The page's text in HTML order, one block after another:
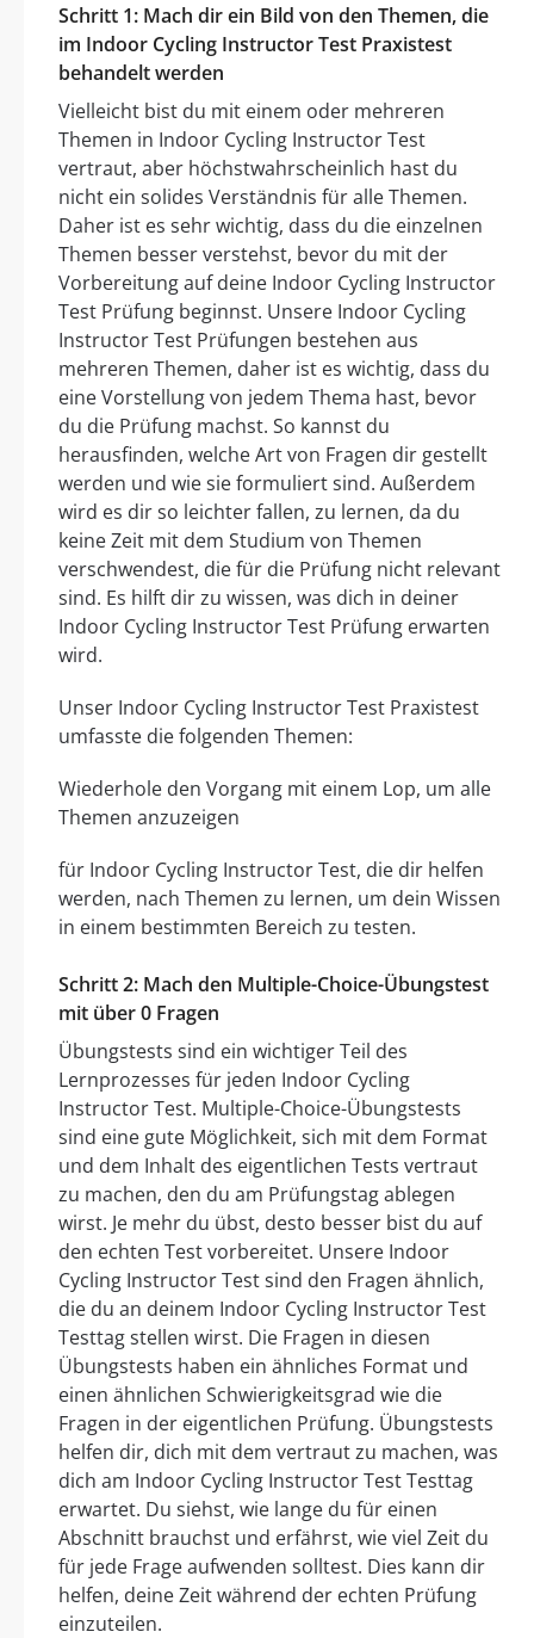
Schritt 1: Mach dir ein Bild von den Themen, die
im Indoor Cycling Instructor Test Praxistest
behandelt werden
Vielleicht bist du mit einem oder mehreren
Themen in Indoor Cycling Instructor Test
vertraut, aber höchstwahrscheinlich hast du
nicht ein solides Verständnis für alle Themen.
Daher ist es sehr wichtig, dass du die einzelnen
Themen besser verstehst, bevor du mit der
Vorbereitung auf deine Indoor Cycling Instructor
Test Prüfung beginnst. Unsere Indoor Cycling
Instructor Test Prüfungen bestehen aus
mehreren Themen, daher ist es wichtig, dass du
eine Vorstellung von jedem Thema hast, bevor
du die Prüfung machst. So kannst du
herausfinden, welche Art von Fragen dir gestellt
werden und wie sie formuliert sind. Außerdem
wird es dir so leichter fallen, zu lernen, da du
keine Zeit mit dem Studium von Themen
verschwendest, die für die Prüfung nicht relevant
sind. Es hilft dir zu wissen, was dich in deiner
Indoor Cycling Instructor Test Prüfung erwarten
wird.
Unser Indoor Cycling Instructor Test Praxistest
umfasste die folgenden Themen:
Wiederhole den Vorgang mit einem Lop, um alle
Themen anzuzeigen
für Indoor Cycling Instructor Test, die dir helfen
werden, nach Themen zu lernen, um dein Wissen
in einem bestimmten Bereich zu testen.
Schritt 2: Mach den Multiple-Choice-Übungstest
mit über 0 Fragen
Übungstests sind ein wichtiger Teil des
Lernprozesses für jeden Indoor Cycling
Instructor Test. Multiple-Choice-Übungstests
sind eine gute Möglichkeit, sich mit dem Format
und dem Inhalt des eigentlichen Tests vertraut
zu machen, den du am Prüfungstag ablegen
wirst. Je mehr du übst, desto besser bist du auf
den echten Test vorbereitet. Unsere Indoor
Cycling Instructor Test sind den Fragen ähnlich,
die du an deinem Indoor Cycling Instructor Test
Testtag stellen wirst. Die Fragen in diesen
Übungstests haben ein ähnliches Format und
einen ähnlichen Schwierigkeitsgrad wie die
Fragen in der eigentlichen Prüfung. Übungstests
helfen dir, dich mit dem vertraut zu machen, was
dich am Indoor Cycling Instructor Test Testtag
erwartet. Du siehst, wie lange du für einen
Abschnitt brauchst und erfährst, wie viel Zeit du
für jede Frage aufwenden solltest. Dies kann dir
helfen, deine Zeit während der echten Prüfung
einzuteilen.